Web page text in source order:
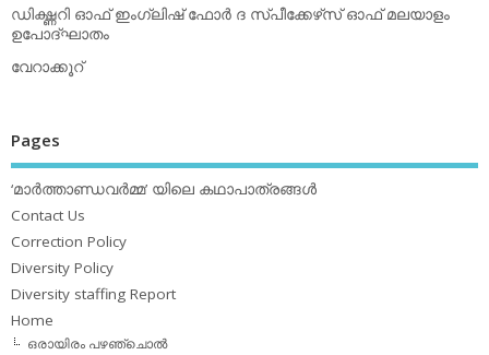
ഡിക്ഷ്ണറി ഓഫ് ഇംഗ്ലിഷ് ഫോര്‍ ദ സ്പീക്കേഴ്‌സ് ഓഫ് മലയാളം
ഉപോദ്ഘാതം
വേറാക്കൂറ്
Pages
‘മാര്‍ത്താണ്ഡവര്‍മ്മ’ യിലെ കഥാപാത്രങ്ങള്‍
Contact Us
Correction Policy
Diversity Policy
Diversity staffing Report
Home
ഒരായിരം പഴഞ്ചൊല്‍